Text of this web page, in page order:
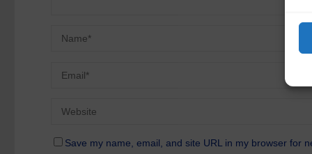
Save my name, email, and site URL in my browser for